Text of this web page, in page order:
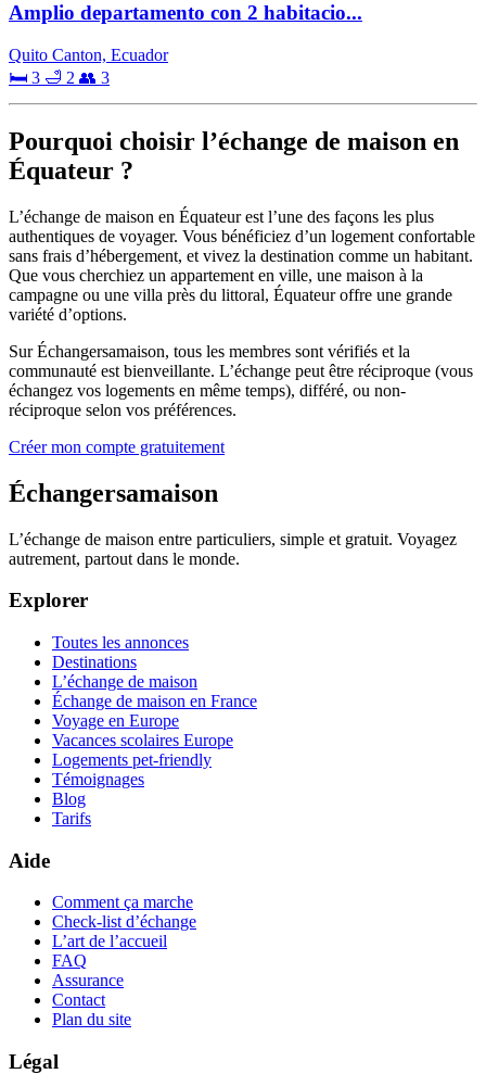
Amplio departamento con 2 habitacio...
Quito Canton, Ecuador
🛏 3 🛁 2 👥 3
Pourquoi choisir l’échange de maison en
Équateur ?
L’échange de maison en Équateur est l’une des façons les plus
authentiques de voyager. Vous bénéficiez d’un logement confortable
sans frais d’hébergement, et vivez la destination comme un habitant.
Que vous cherchiez un appartement en ville, une maison à la
campagne ou une villa près du littoral, Équateur offre une grande
variété d’options.
Sur Échangersamaison, tous les membres sont vérifiés et la
communauté est bienveillante. L’échange peut être réciproque (vous
échangez vos logements en même temps), différé, ou non-
réciproque selon vos préférences.
Créer mon compte gratuitement
Échangersamaison
L’échange de maison entre particuliers, simple et gratuit. Voyagez
autrement, partout dans le monde.
Explorer
Toutes les annonces
Destinations
L’échange de maison
Échange de maison en France
Voyage en Europe
Vacances scolaires Europe
Logements pet-friendly
Témoignages
Blog
Tarifs
Aide
Comment ça marche
Check-list d’échange
L’art de l’accueil
FAQ
Assurance
Contact
Plan du site
Légal